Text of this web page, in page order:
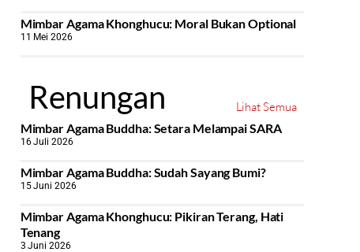
Mimbar Agama Khonghucu: Moral Bukan Optional
11 Mei 2026
Renungan
Lihat Semua
Mimbar Agama Buddha: Setara Melampai SARA
16 Juli 2026
Mimbar Agama Buddha: Sudah Sayang Bumi?
15 Juni 2026
Mimbar Agama Khonghucu: Pikiran Terang, Hati
Tenang
3 Juni 2026